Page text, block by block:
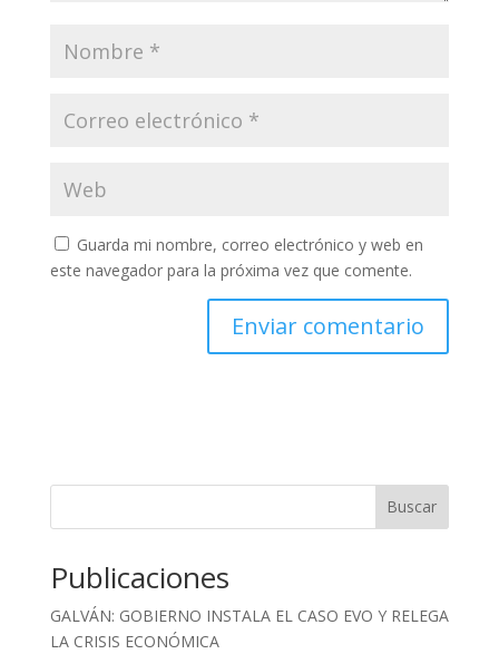
Guarda mi nombre, correo electrónico y web en
este navegador para la próxima vez que comente.
Buscar
Publicaciones
GALVÁN: GOBIERNO INSTALA EL CASO EVO Y RELEGA
LA CRISIS ECONÓMICA